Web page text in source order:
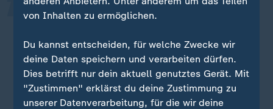
Das Geheimnis liegt ein bisschen in
einer Mischung: Wir nehmen eine
kleinere Fläche als der
handelsübliche Discounter und wir
setzen auf eine Beteiligung der
Bürgerinnen und Bürger in dem Ort.
von Inhalten zu ermöglichen.
Du kannst entscheiden, für welche Zwecke wir
deine Daten speichern und verarbeiten dürfen.
Dies betrifft nur dein aktuell genutztes Gerät. Mit
"Zustimmen" erklärst du deine Zustimmung zu
unserer Datenverarbeitung, für die wir deine